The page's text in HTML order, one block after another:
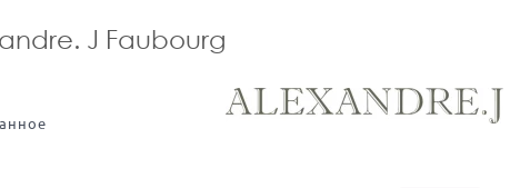
J Faubourg